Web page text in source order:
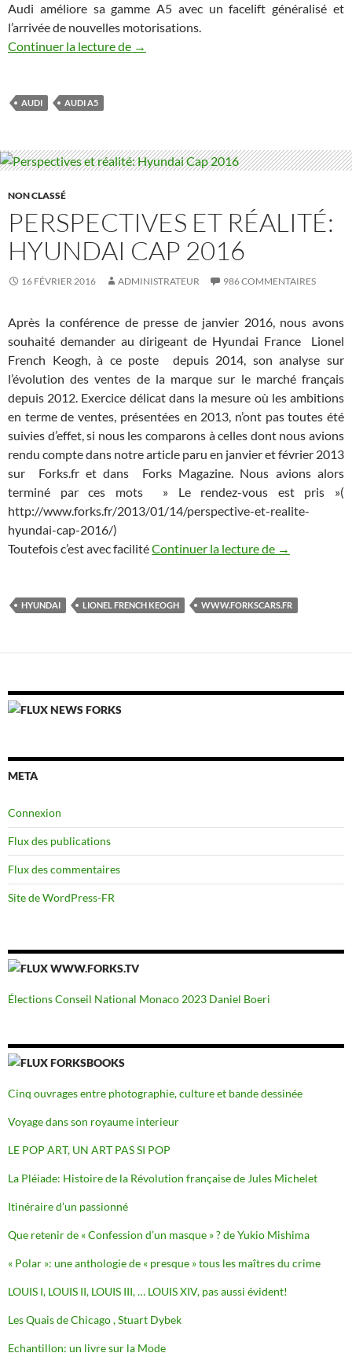
Audi améliore sa gamme A5 avec un facelift généralisé et
l’arrivée de nouvelles motorisations.
Continuer la lecture de La marque aux quatre cercles propose
→
AUDI AUDI A5
NON CLASSÉ
PERSPECTIVES ET RÉALITÉ:
HYUNDAI CAP 2016
16 FÉVRIER 2016 ADMINISTRATEUR 986 COMMENTAIRES
Après la conférence de presse de janvier 2016, nous avons
souhaité demander au dirigeant de Hyundai France Lionel
French Keogh, à ce poste depuis 2014, son analyse sur
l’évolution des ventes de la marque sur le marché français
depuis 2012. Exercice délicat dans la mesure où les ambitions
en terme de ventes, présentées en 2013, n’ont pas toutes été
suivies d’effet, si nous les comparons à celles dont nous avions
rendu compte dans notre article paru en janvier et février 2013
sur Forks.fr et dans Forks Magazine. Nous avions alors
terminé par ces mots » Le rendez-vous est pris »(
http://www.forks.fr/2013/01/14/perspective-et-realite-
hyundai-cap-2016/)
Toutefois c’est avec facilitéContinuer la lecture de →
HYUNDAI LIONEL FRENCH KEOGH WWW.FORKSCARS.FR
NEWS FORKS
META
Connexion
Flux des publications
Flux des commentaires
Site de WordPress-FR
WWW.FORKS.TV
Élections Conseil National Monaco 2023 Daniel Boeri
FORKSBOOKS
Cinq ouvrages entre photographie, culture et bande dessinée
Voyage dans son royaume interieur
LE POP ART, UN ART PAS SI POP
La Pléiade: Histoire de la Révolution française de Jules Michelet
Itinéraire d’un passionné
Que retenir de « Confession d’un masque » ? de Yukio Mishima
« Polar »: une anthologie de « presque » tous les maîtres du crime
LOUIS I, LOUIS II, LOUIS III, … LOUIS XIV, pas aussi évident!
Les Quais de Chicago , Stuart Dybek
Echantillon: un livre sur la Mode